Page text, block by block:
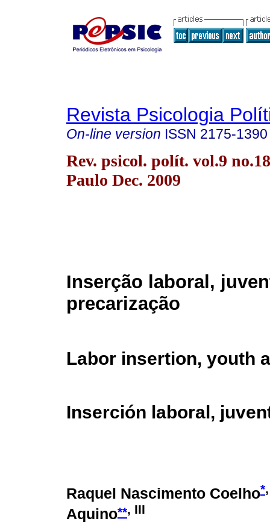
Revista Psicologia
On-line version ISSN 2175-1390
Rev. psicol. polít. vol.9
Paulo Dec. 2009
Inserção laboral,
precarização
Labor insertion, youth
Inserción laboral,
Raquel Nascimento Coelho*
Aquino**, III